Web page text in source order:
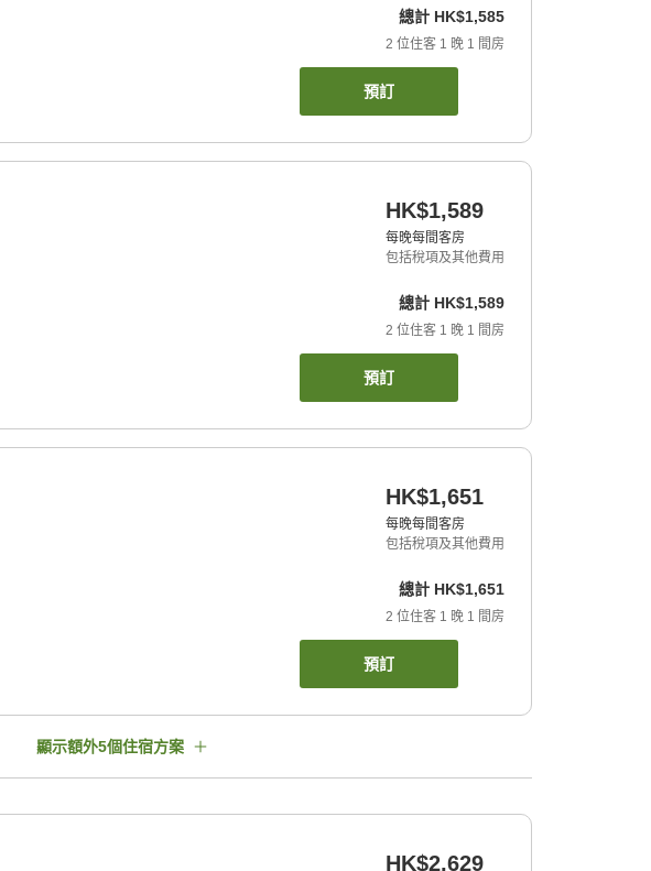
總計 HK$1,585
2 位住客 1 晚 1 間房
預訂
HK$1,589
每晚每間客房
包括稅項及其他費用
總計 HK$1,589
2 位住客 1 晚 1 間房
預訂
HK$1,651
每晚每間客房
包括稅項及其他費用
總計 HK$1,651
2 位住客 1 晚 1 間房
預訂
顯示額外5個住宿方案
HK$2,629